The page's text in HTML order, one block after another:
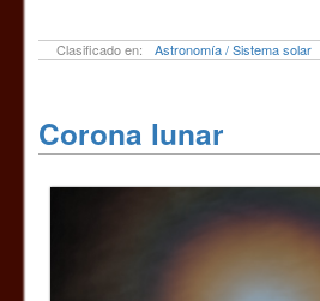
Clasificado en: Astronomía / Sistema solar
Corona lunar